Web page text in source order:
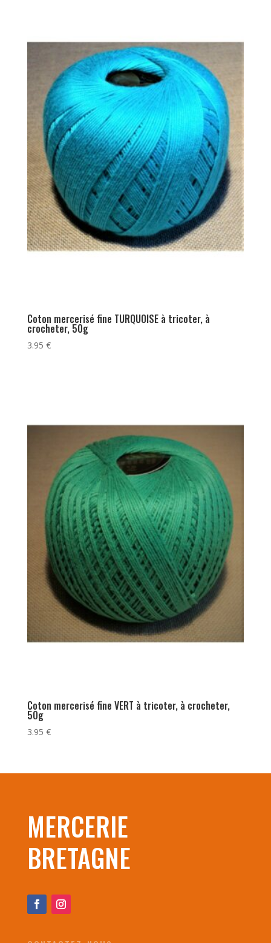
Coton mercerisé fine TURQUOISE à tricoter, à
crocheter, 50g
3.95 €
Coton mercerisé fine VERT à tricoter, à crocheter,
50g
3.95 €
MERCERIE
BRETAGNE